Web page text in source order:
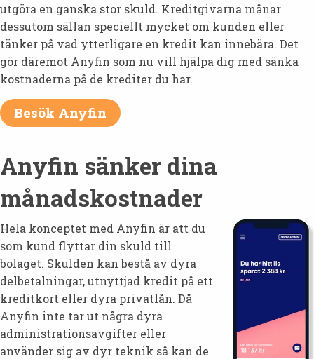
utgöra en ganska stor skuld. Kreditgivarna månar
dessutom sällan speciellt mycket om kunden eller
tänker på vad ytterligare en kredit kan innebära. Det
gör däremot Anyfin som nu vill hjälpa dig med sänka
kostnaderna på de krediter du har.
Besök Anyfin
Anyfin sänker dina
månadskostnader
Hela konceptet med Anyfin är att du
som kund flyttar din skuld till
bolaget. Skulden kan bestå av dyra
delbetalningar, utnyttjad kredit på ett
kreditkort eller dyra privatlån. Då
Anyfin inte tar ut några dyra
administrationsavgifter eller
använder sig av dyr teknik så kan de